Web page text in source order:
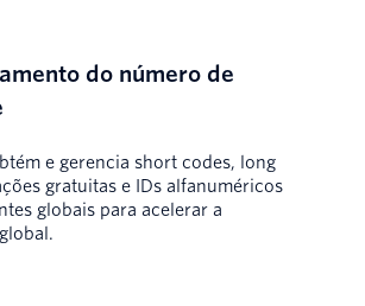
do número de
e gerencia short codes, long
gratuitas e IDs alfanuméricos
globais para acelerar a